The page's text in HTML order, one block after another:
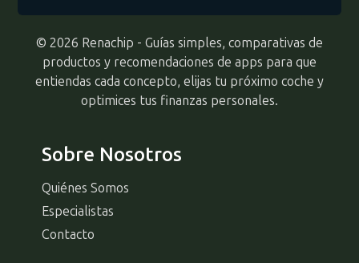
© 2026 Renachip - Guías simples, comparativas de
productos y recomendaciones de apps para que
entiendas cada concepto, elijas tu próximo coche y
optimices tus finanzas personales.
Sobre Nosotros
Quiénes Somos
Especialistas
Contacto